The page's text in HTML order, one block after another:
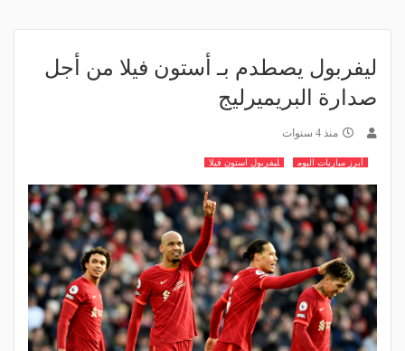
ليفربول يصطدم بـ أستون فيلا من أجل
صدارة البريميرليج
منذ 4 سنوات
أبرز مباريات اليوم ليفربول استون فيلا